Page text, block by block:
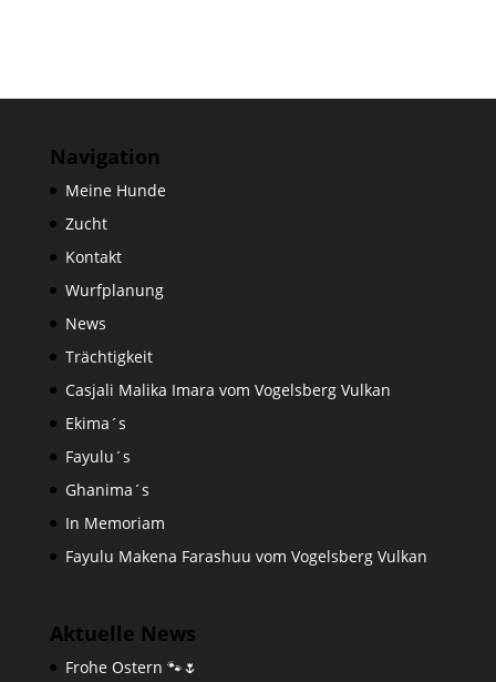
Navigation
Meine Hunde
Zucht
Kontakt
Wurfplanung
News
Trächtigkeit
Casjali Malika Imara vom Vogelsberg Vulkan
Ekima´s
Fayulu´s
Ghanima´s
In Memoriam
Fayulu Makena Farashuu vom Vogelsberg Vulkan
Aktuelle News
Frohe Ostern 🐾🌷